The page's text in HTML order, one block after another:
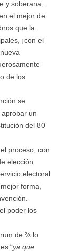
y soberana,
el mejor de
que la
¡con el
de los
se
un
del 80
proceso, con
elección
electoral
forma,
poder los
de ⅔ lo
“ya que